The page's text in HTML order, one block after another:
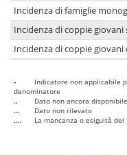
Incidenza di famiglie
Incidenza di coppie giovani
Incidenza di coppie giovani
-
Indicatore non applicabile
denominatore
..
Dato non ancora disponibile
...
Dato non rilevato
....
La mancanza o esiguità